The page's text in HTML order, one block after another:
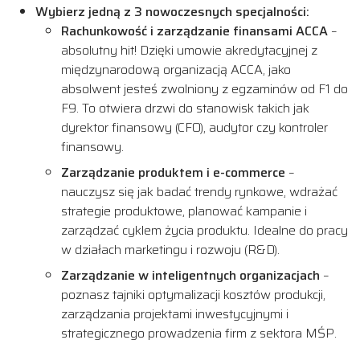
Wybierz jedną z 3 nowoczesnych specjalności:
Rachunkowość i zarządzanie finansami ACCA –
absolutny hit! Dzięki umowie akredytacyjnej z
międzynarodową organizacją ACCA, jako
absolwent jesteś zwolniony z egzaminów od F1 do
F9. To otwiera drzwi do stanowisk takich jak
dyrektor finansowy (CFO), audytor czy kontroler
finansowy.
Zarządzanie produktem i e-commerce –
nauczysz się jak badać trendy rynkowe, wdrażać
strategie produktowe, planować kampanie i
zarządzać cyklem życia produktu. Idealne do pracy
w działach marketingu i rozwoju (R&D).
Zarządzanie w inteligentnych organizacjach –
poznasz tajniki optymalizacji kosztów produkcji,
zarządzania projektami inwestycyjnymi i
strategicznego prowadzenia firm z sektora MŚP.